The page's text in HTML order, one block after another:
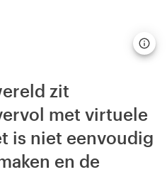
zit
met virtuele
is niet eenvoudig
en de